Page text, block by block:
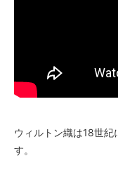
ウィルトン織は18世
す。